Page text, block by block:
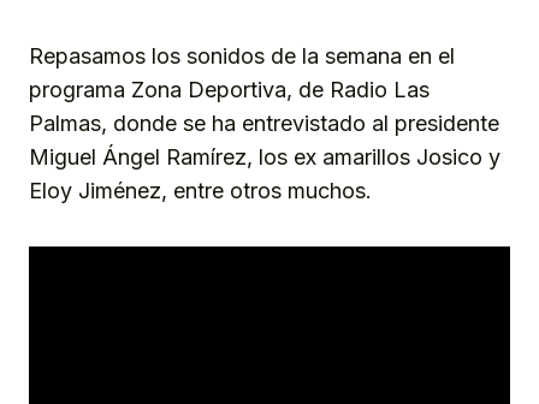
Repasamos los sonidos de la semana en el
programa Zona Deportiva, de Radio Las
Palmas, donde se ha entrevistado al presidente
Miguel Ángel Ramírez, los ex amarillos Josico y
Eloy Jiménez, entre otros muchos.